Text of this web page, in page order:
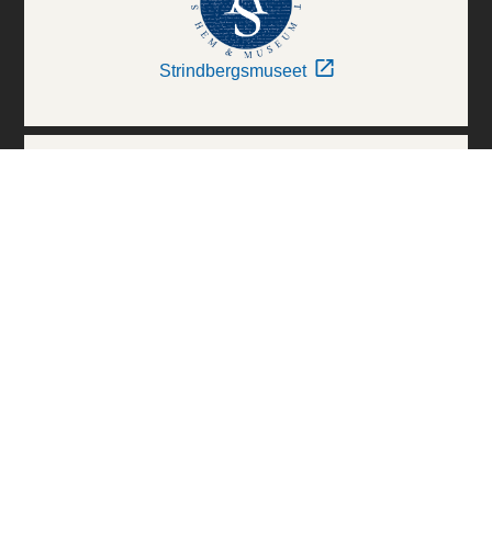
Strindbergsmuseet